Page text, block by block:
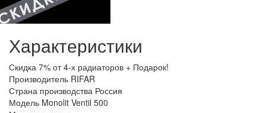
Характеристики
Скидка 7% от 4-х радиаторов + Подарок!
Производитель RIFAR
Страна производства Россия
Модель Monolit Ventil 500